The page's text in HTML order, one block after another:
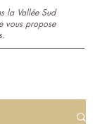
la Vallée Sud
vous propose